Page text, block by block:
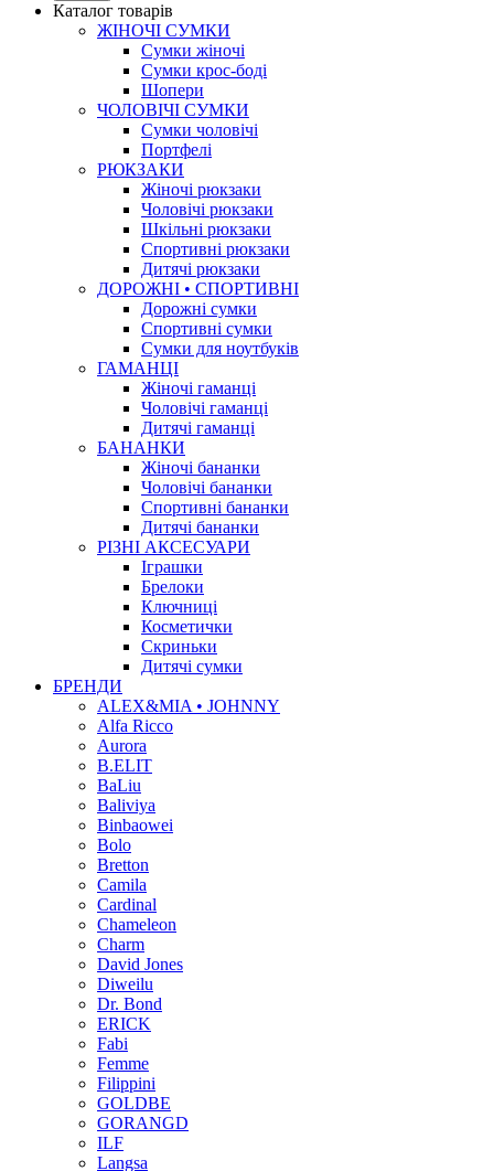
Каталог товарів
ЖІНОЧІ СУМКИ
Сумки жіночі
Сумки крос-боді
Шопери
ЧОЛОВІЧІ СУМКИ
Сумки чоловічі
Портфелі
РЮКЗАКИ
Жіночі рюкзаки
Чоловічі рюкзаки
Шкільні рюкзаки
Спортивні рюкзаки
Дитячі рюкзаки
ДОРОЖНІ • СПОРТИВНІ
Дорожні сумки
Спортивні сумки
Сумки для ноутбуків
ГАМАНЦІ
Жіночі гаманці
Чоловічі гаманці
Дитячі гаманці
БАНАНКИ
Жіночі бананки
Чоловічі бананки
Спортивні бананки
Дитячі бананки
РІЗНІ АКСЕСУАРИ
Іграшки
Брелоки
Ключниці
Косметички
Скриньки
Дитячі сумки
БРЕНДИ
ALEX&MIA • JOHNNY
Alfa Ricco
Aurora
B.ELIT
BaLiu
Baliviya
Binbaowei
Bolo
Bretton
Camila
Cardinal
Chameleon
Charm
David Jones
Diweilu
Dr. Bond
ERICK
Fabi
Femme
Filippini
GOLDBE
GORANGD
ILF
Langsa